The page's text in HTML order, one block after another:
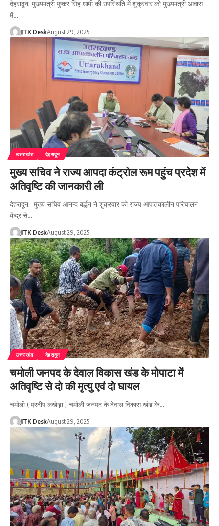
देहरादून: मुख्यमंत्री पुष्कर सिंह धामी की उपस्थिति में शुक्रवार को मुख्यमंत्री आवास
में…
JJTK DeskAugust 29, 2025
उत्तराखंड देहरादून
मुख्य सचिव ने राज्य आपदा कंट्रोल रूम पहुंच प्रदेश में
अतिवृष्टि की जानकारी ली
देहरादून: मुख्य सचिव आनन्द बर्द्धन ने शुक्रवार को राज्य आपातकालीन परिचालन
केंद्र से…
JJTK DeskAugust 29, 2025
उत्तराखंड देहरादून
चमोली जनपद के देवाल विकास खंड के मोपाटा में
अतिवृष्टि से दो की मृत्यु एवं दो घायल
चमोली ( प्रदीप लखेड़ा ) चमोली जनपद के देवाल विकास खंड के…
JJTK DeskAugust 29, 2025